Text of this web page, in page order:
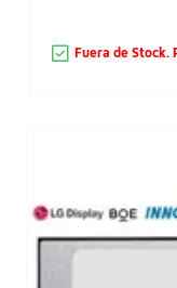
Fuera de Stock.